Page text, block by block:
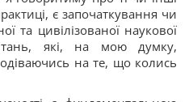
є започаткування чи
та цивілізованої наукової
які, на мою думку,
на те, що колись